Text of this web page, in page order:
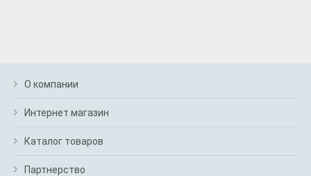
О компании
Интернет магазин
Каталог товаров
Партнерство